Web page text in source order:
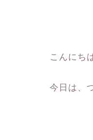
こんにち
今日は、